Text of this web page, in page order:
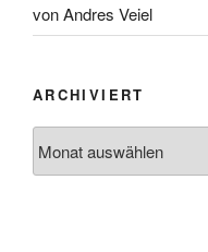
von Andres Veiel
ARCHIVIERT